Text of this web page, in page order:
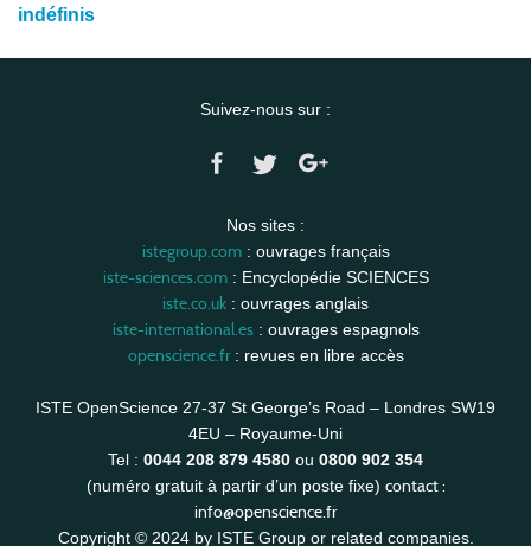
indéfinis
Suivez-nous sur :
Nos sites :
istegroup.com: ouvrages français
iste-sciences.com: Encyclopédie SCIENCES
iste.co.uk : ouvrages anglais
iste-international.es: ouvrages espagnols
openscience.fr: revues en libre accès
ISTE OpenScience 27-37 St George’s Road – Londres SW19
4EU – Royaume-Uni
Tel : 0044 208 879 4580 ou 0800 902 354
(numéro gratuit à partir d’un poste fixe) contact :
info@openscience.fr
Copyright © 2024 by ISTE Group or related companies.